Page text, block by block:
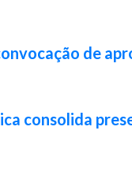
de
consolida